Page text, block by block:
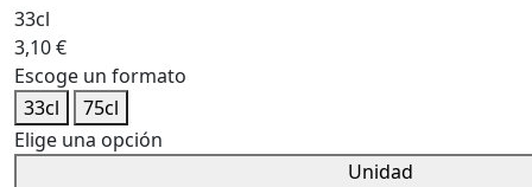
33cl
3,10€
Escoge un formato
33cl
75cl
Elige una opción
Unidad